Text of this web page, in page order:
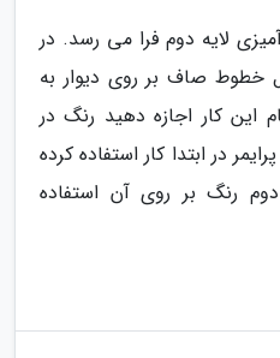
لایه دوم فرا می رسد. در
خطوط صاف بر روی دیوار به
این کار اجازه دهید رنگ در
در ابتدا کار استفاده کرده
دوم رنگ بر روی آن استفاده